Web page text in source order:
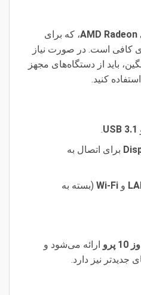
AMD Radeon، که برای
کافی است. در صورت نیاز
باید از دستگاه‌های مجهز
کنید.
USB 3.1
.
برای اتصال به
و Wi-Fi(بسته به
پرو
ارائه می‌شود و
جدیدتر نیز دارد.